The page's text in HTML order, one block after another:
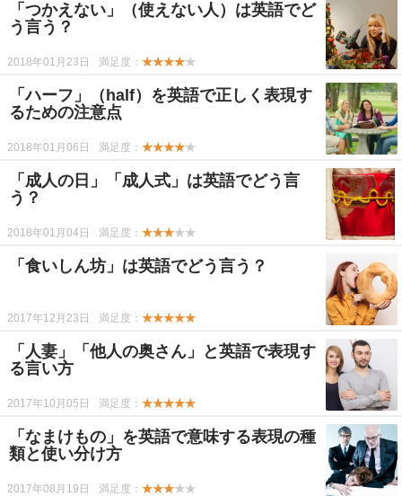
「つかえない」（使えない人）は英語でど
う言う？
2018年01月23日 満足度： ★★★★★
「ハーフ」（half）を英語で正しく表現す
るための注意点
2018年01月06日 満足度： ★★★★★
「成人の日」「成人式」は英語でどう言
う？
2018年01月04日 満足度： ★★★★★
「食いしん坊」は英語でどう言う？
2017年12月23日 満足度： ★★★★★
「人妻」「他人の奥さん」と英語で表現す
る言い方
2017年10月05日 満足度： ★★★★★
「なまけもの」を英語で意味する表現の種
類と使い分け方
2017年08月19日 満足度： ★★★★★